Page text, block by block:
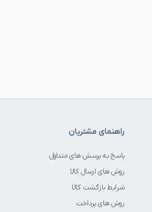
راهنمای مشتریان
پاسخ به پرسش های متداول
روش های ارسال کالا
شرایط بازگشت کالا
روش های پرداخت